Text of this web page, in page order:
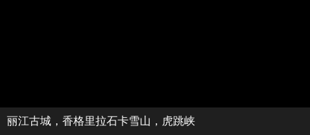
丽江古城，香格里拉石卡雪山，虎跳峡